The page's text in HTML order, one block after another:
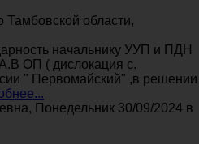
области,
начальнику УУП и ПДН
ОП ( дислокация с.
" Первомайский" ,в решении
Понедельник 30/09/2024 в